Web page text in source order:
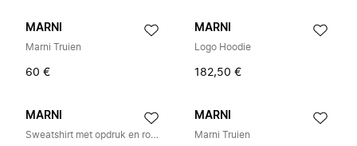
MARNI
Marni Truien
60 €
MARNI
Logo Hoodie
182,50 €
MARNI
Sweatshirt met opdruk en ronde hals
MARNI
Marni Truien